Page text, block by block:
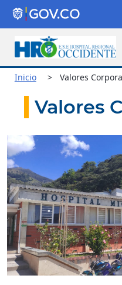
Inicio Valores
Valores